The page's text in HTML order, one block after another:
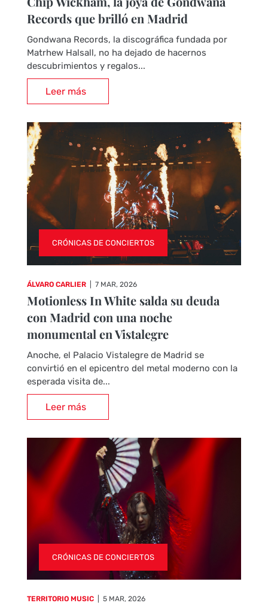
Records que brilló en Madrid
Gondwana Records, la discográfica fundada por
Matrhew Halsall, no ha dejado de hacernos
descubrimientos y regalos...
Leer más
CRÓNICAS DE CONCIERTOS
ÁLVARO CARLIER 7 MAR, 2026
Motionless In White salda su deuda
con Madrid con una noche
monumental en Vistalegre
Anoche, el Palacio Vistalegre de Madrid se
convirtió en el epicentro del metal moderno con la
esperada visita de...
Leer más
CRÓNICAS DE CONCIERTOS
TERRITORIO MUSIC 5 MAR, 2026